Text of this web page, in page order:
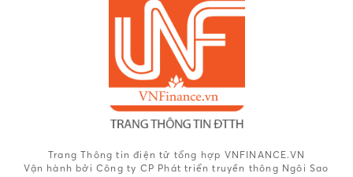
Trang Thông tin điện tử tổng hợp VNFINANCE.VN
Vận hành bởi Công ty CP Phát triển truyền thông Ngôi Sao